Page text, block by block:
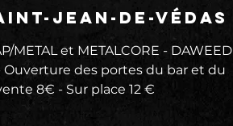
Jean-de-Védas
METAL et METALCORE - DAWEED
- Ouverture des portes du bar et du
8€ - Sur place 12 €